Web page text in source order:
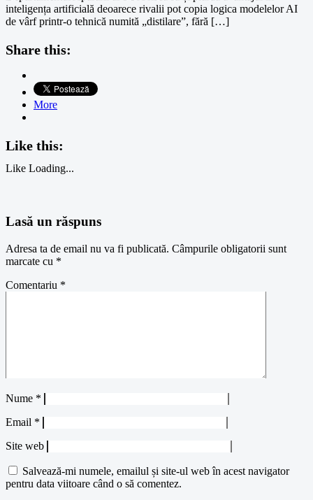
inteligența artificială deoarece rivalii pot copia logica modelelor AI
de vârf printr-o tehnică numită „distilare”, fără […]
Share this:
More
Like this:
Like Loading...
Lasă un răspuns
Adresa ta de email nu va fi publicată. Câmpurile obligatorii sunt
marcate cu *
Comentariu *
Nume *
Email *
Site web
Salvează-mi numele, emailul și site-ul web în acest navigator
pentru data viitoare când o să comentez.